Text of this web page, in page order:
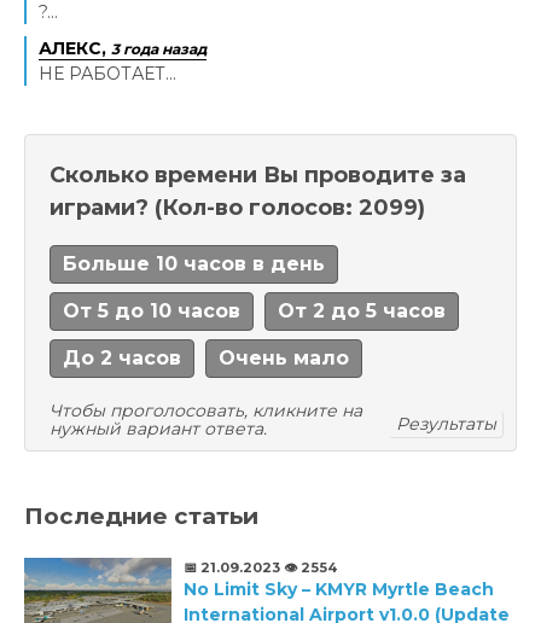
?...
АЛЕКС, 3 года назад
НЕ РАБОТАЕТ...
Сколько времени Вы проводите за
играми? (Кол-во голосов: 2099)
Больше 10 часов в день
От 5 до 10 часов От 2 до 5 часов
До 2 часов Очень мало
Чтобы проголосовать, кликните на
нужный вариант ответа.
Результаты
Последние статьи
📅 21.09.2023 👁️ 2554
No Limit Sky – KMYR Myrtle Beach
International Airport v1.0.0 (Update